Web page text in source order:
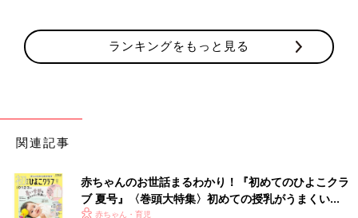
ランキングをもっと見る
関連記事
赤ちゃんのお世話まるわかり！『初めてのひよこクラ
ブ 夏号』〈巻頭大特集〉初めての授乳がうまくい
赤ちゃん・育児